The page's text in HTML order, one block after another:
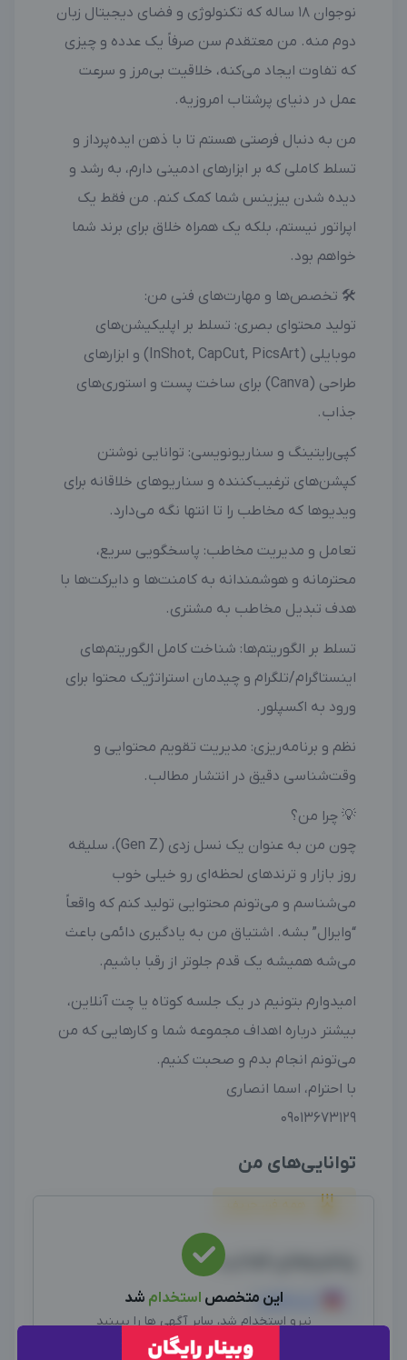
نوجوان ۱۸ ساله که تکنولوژی و فضای دیجیتال زبان
دوم منه. من معتقدم سن صرفاً یک عدده و چیزی
که تفاوت ایجاد می‌کنه، خلاقیت بی‌مرز و سرعت
عمل در دنیای پرشتاب امروزیه.
من به دنبال فرصتی هستم تا با ذهن ایده‌پرداز و
تسلط کاملی که بر ابزارهای ادمینی دارم، به رشد و
دیده شدن بیزینس شما کمک کنم. من فقط یک
اپراتور نیستم، بلکه یک همراه خلاق برای برند شما
خواهم بود.
🛠 تخصص‌ها و مهارت‌های فنی من:
تولید محتوای بصری: تسلط بر اپلیکیشن‌های
موبایلی (InShot, CapCut, PicsArt) و ابزارهای
طراحی (Canva) برای ساخت پست و استوری‌های
جذاب.
کپی‌رایتینگ و سناریونویسی: توانایی نوشتن
کپشن‌های ترغیب‌کننده و سناریوهای خلاقانه برای
ویدیوها که مخاطب را تا انتها نگه می‌دارد.
تعامل و مدیریت مخاطب: پاسخگویی سریع،
محترمانه و هوشمندانه به کامنت‌ها و دایرکت‌ها با
هدف تبدیل مخاطب به مشتری.
تسلط بر الگوریتم‌ها: شناخت کامل الگوریتم‌های
اینستاگرام/تلگرام و چیدمان استراتژیک محتوا برای
ورود به اکسپلور.
نظم و برنامه‌ریزی: مدیریت تقویم محتوایی و
وقت‌شناسی دقیق در انتشار مطالب.
💡 چرا من؟
چون من به عنوان یک نسل زدی (Gen Z)، سلیقه
روز بازار و ترندهای لحظه‌ای رو خیلی خوب
می‌شناسم و می‌تونم محتوایی تولید کنم که واقعاً
“وایرال” بشه. اشتیاق من به یادگیری دائمی باعث
می‌شه همیشه یک قدم جلوتر از رقبا باشیم.
امیدوارم بتونیم در یک جلسه کوتاه یا چت آنلاین،
بیشتر درباره اهداف مجموعه شما و کارهایی که من
می‌تونم انجام بدم و صحبت کنیم.
با احترام، اسما انصاری
09013673129
توانایی‌های من
همه فن حریف
پلتفرم‌های فعالیت
اینستاگراماین متخصص استخدام شد
نیرو استخدام شد، سایر آگهی ها را ببینید